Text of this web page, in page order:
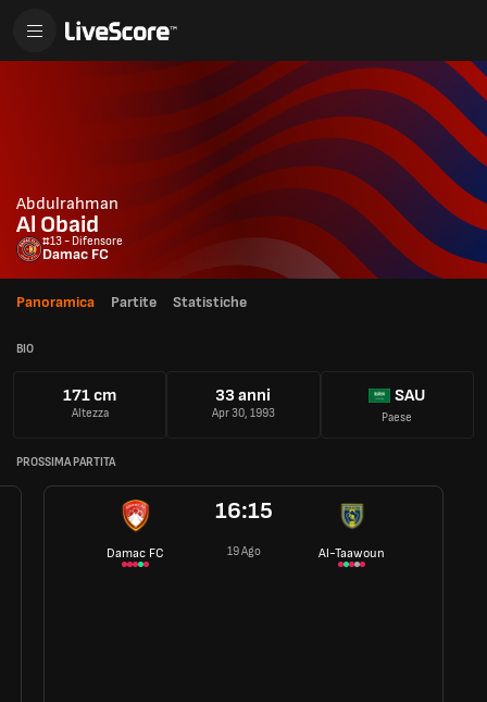
Abdulrahman
Al Obaid
#13 - Difensore
Damac FC
Panoramica Partite Statistiche
BIO
171 cm
Altezza
33 anni
Apr 30, 1993
SAU
Paese
PROSSIMA PARTITA
Damac FC
16:15
19 Ago Al-Taawoun